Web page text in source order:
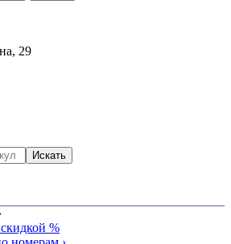
29
Искать
%